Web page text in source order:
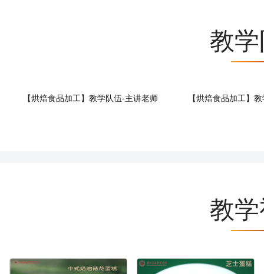
教
【烘焙食品加工】教学队伍-主讲老师 【烘焙食品加工】
教